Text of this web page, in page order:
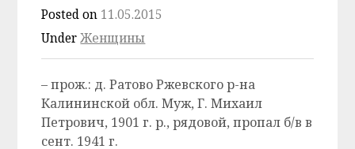
Posted on 11.05.2015
UnderЖенщины
– прож.: д. Ратово Ржевского р-на
Калининской обл. Муж, Г. Михаил
Петрович, 1901 г. р., рядовой, пропал б/в в
сент. 1941 г.